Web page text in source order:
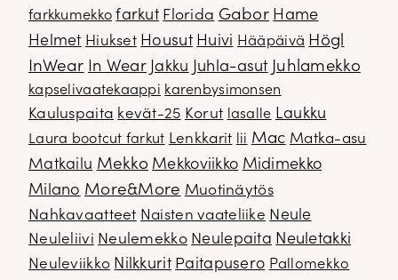
farkkumekko farkut Florida Gabor Hame
Helmet Hiukset Housut Huivi Hääpäivä Högl
InWear In Wear Jakku Juhla-asut Juhlamekko
kapselivaatekaappi karenbysimonsen
Kauluspaita kevät-25 Korut lasalle Laukku
Laura bootcut farkut Lenkkarit lii Mac Matka-asu
Matkailu Mekko Mekkoviikko Midimekko
Milano More&More Muotinäytös
Nahkavaatteet Naisten vaateliike Neule
Neuleliivi Neulemekko Neulepaita Neuletakki
Neuleviikko Nilkkurit Paitapusero Pallomekko